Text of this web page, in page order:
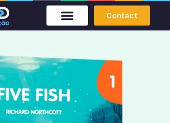
Contact